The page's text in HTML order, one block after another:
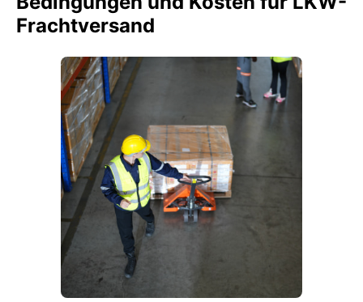
Frachtversand